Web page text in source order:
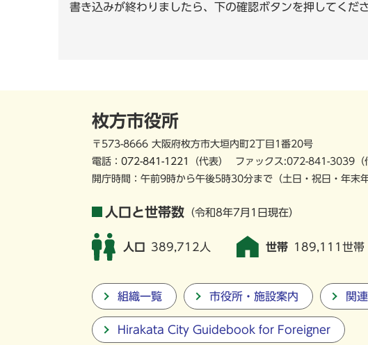
書き込みが終わりましたら、下の確認ボタンを押してくださ
枚方市役所
〒573-8666 大阪府枚方市大垣内町2丁目1番20号
電話： 072-841-1221 （代表） ファックス:072-841-3039（
開庁時間：午前9時から午後5時30分まで （土日・祝日・年末
人口と世帯数 （令和8年7月1日現在）
人口 389,712人 世帯 189,111世帯
組織一覧 市役所・施設案内 関
Hirakata City Guidebook for Foreigner